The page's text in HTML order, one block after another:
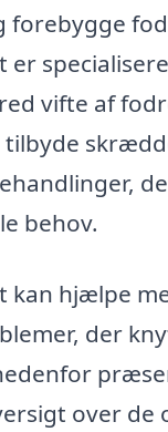
forebygge
er
vifte af
tilbyde
behov.
kan hjælpe
der
over de